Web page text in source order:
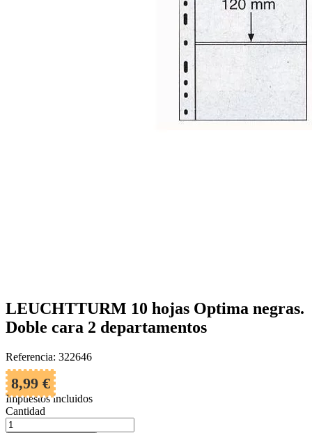
LEUCHTTURM 10 hojas Optima negras.
Doble cara 2 departamentos
Referencia: 322646
8,99 €
Impuestos incluidos
Cantidad